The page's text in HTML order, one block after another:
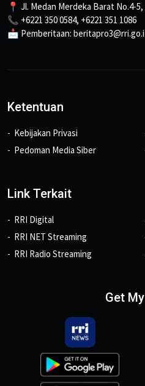
📍 Jl. Medan Merdeka Barat No.4-
📞 +6221 350 0584, +6221 351 1086
📩 Pemberitaan:
Ketentuan
Kebijakan Privasi
Pedoman Media Siber
Link Terkait
RRI Digital
RRI NET Streaming
RRI Radio Streaming
Get